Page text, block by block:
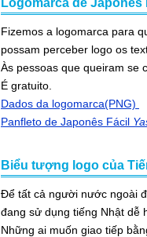
Logomarca de Japonês
Fizemos a logomarca para
possam perceber logo os
Às pessoas que queiram se
É gratuito.
Dados da logomarca(PNG)
Panfleto de Japonês Fácil
Biểu tượng logo của
Để tất cả người nước ngoài
đang sử dụng tiếng Nhật dễ
Những ai muốn giao tiếp bằng